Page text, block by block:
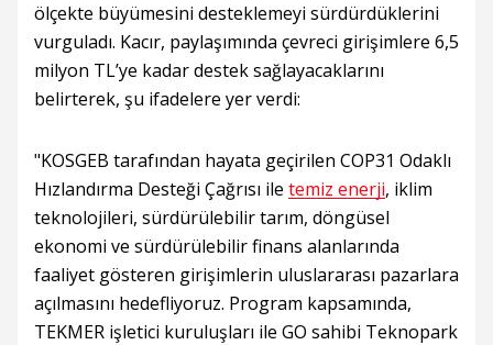
ölçekte büyümesini desteklemeyi sürdürdüklerini
vurguladı. Kacır, paylaşımında çevreci girişimlere 6,5
milyon TL’ye kadar destek sağlayacaklarını
belirterek, şu ifadelere yer verdi:
"KOSGEB tarafından hayata geçirilen COP31 Odaklı
Hızlandırma Desteği Çağrısı ile temiz enerji, iklim
teknolojileri, sürdürülebilir tarım, döngüsel
ekonomi ve sürdürülebilir finans alanlarında
faaliyet gösteren girişimlerin uluslararası pazarlara
açılmasını hedefliyoruz. Program kapsamında,
TEKMER işletici kuruluşları ile GO sahibi Teknopark